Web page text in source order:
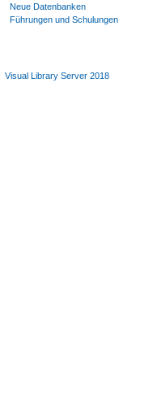
Neue Datenbanken
Führungen und Schulungen
Visual Library Server 2018